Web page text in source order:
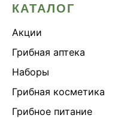
КАТАЛОГ
Акции
Грибная аптека
Наборы
Грибная косметика
Грибное питание